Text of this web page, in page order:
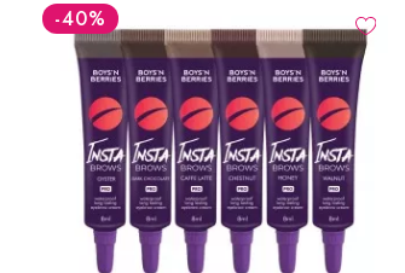
-40%